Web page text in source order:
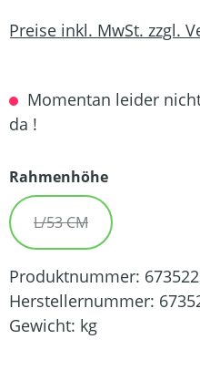
Preise inkl. MwSt. zzgl.
Momentan leider
da !
Rahmenhöheauswählen
L/53 CM(DIESE OPTION IST
Produktnummer:
Herstellernummer:
Gewicht: kg